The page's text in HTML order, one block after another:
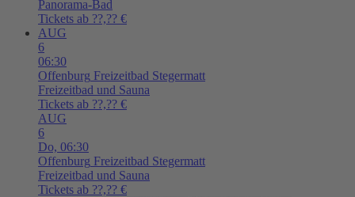
Panorama-Bad
Tickets ab ??,?? €
AUG
6
06:30
Offenburg Freizeitbad Stegermatt
Freizeitbad und Sauna
Tickets ab ??,?? €
AUG
6
Do, 06:30
Offenburg Freizeitbad Stegermatt
Freizeitbad und Sauna
Tickets ab ??,?? €